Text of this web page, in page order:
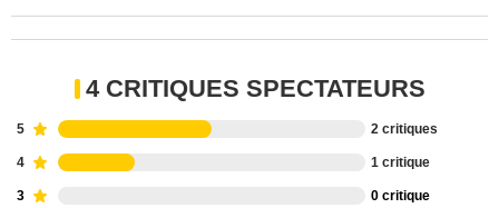
4 CRITIQUES SPECTATEURS
5 2 critiques
4 1 critique
3 0 critique